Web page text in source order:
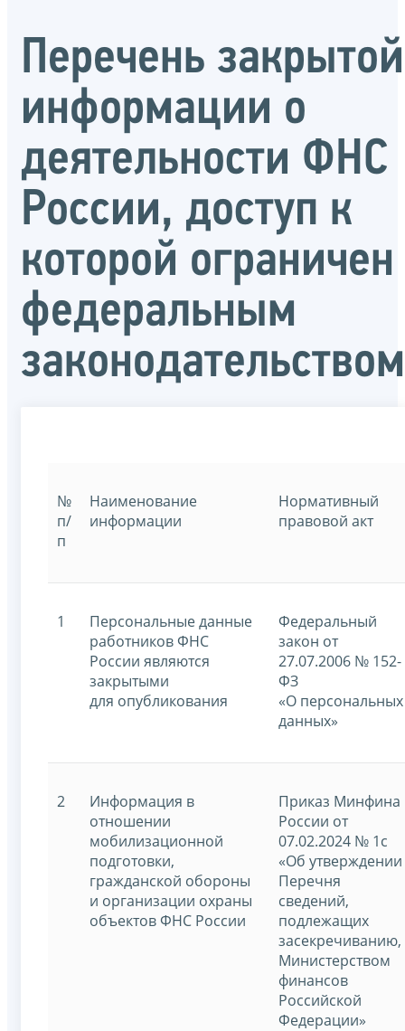
Перечень закрытой
информации о
деятельности ФНС
России, доступ к
которой ограничен
федеральным
законодательством
№
п/
п
Наименование
информации
Нормативный
правовой акт
1
Персональные данные
работников ФНС
России являются
закрытыми
для опубликования
Федеральный
закон от
27.07.2006 № 152-
ФЗ
«О персональных
данных»
2
Информация в
отношении
мобилизационной
подготовки,
гражданской обороны
и организации охраны
объектов ФНС России
Приказ Минфина
России от
07.02.2024 № 1с
«Об утверждении
Перечня
сведений,
подлежащих
засекречиванию,
Министерством
финансов
Российской
Федерации»